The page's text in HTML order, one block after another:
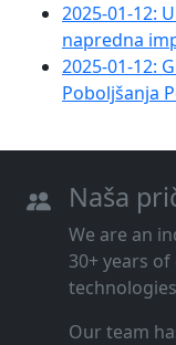
2025-01-12:
napredna
2025-01-12:
Poboljšanja
Naša
We are an
30+ years
Our team